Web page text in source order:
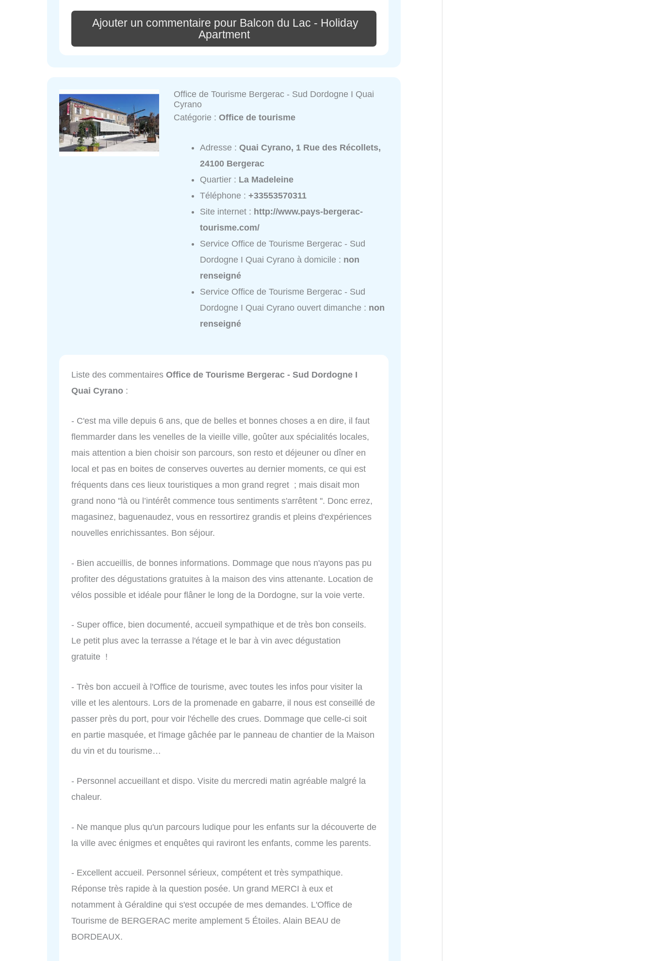
Ajouter un commentaire pour Balcon du Lac - Holiday
Apartment
Office de Tourisme Bergerac - Sud Dordogne I Quai
Cyrano
Catégorie :Office de tourisme
Adresse :Quai Cyrano, 1 Rue des Récollets,
24100 Bergerac
Quartier : La Madeleine
Téléphone :+33553570311
Site internet : http://www.pays-bergerac-
tourisme.com/
Service Office de Tourisme Bergerac - Sud
Dordogne I Quai Cyrano à domicile : non
renseigné
Service Office de Tourisme Bergerac - Sud
Dordogne I Quai Cyrano ouvert dimanche : non
renseigné
Liste des commentaires Office de Tourisme Bergerac - Sud Dordogne I
Quai Cyrano :
- C'est ma ville depuis 6 ans, que de belles et bonnes choses a en dire, il faut
flemmarder dans les venelles de la vieille ville, goûter aux spécialités locales,
mais attention a bien choisir son parcours, son resto et déjeuner ou dîner en
local et pas en boites de conserves ouvertes au dernier moments, ce qui est
fréquents dans ces lieux touristiques a mon grand regret ; mais disait mon
grand nono ''là ou l’intérêt commence tous sentiments s'arrêtent ''. Donc errez,
magasinez, baguenaudez, vous en ressortirez grandis et pleins d'expériences
nouvelles enrichissantes. Bon séjour.
- Bien accueillis, de bonnes informations. Dommage que nous n'ayons pas pu
profiter des dégustations gratuites à la maison des vins attenante. Location de
vélos possible et idéale pour flâner le long de la Dordogne, sur la voie verte.
- Super office, bien documenté, accueil sympathique et de très bon conseils.
Le petit plus avec la terrasse a l'étage et le bar à vin avec dégustation
gratuite !
- Très bon accueil à l'Office de tourisme, avec toutes les infos pour visiter la
ville et les alentours. Lors de la promenade en gabarre, il nous est conseillé de
passer près du port, pour voir l'échelle des crues. Dommage que celle-ci soit
en partie masquée, et l'image gâchée par le panneau de chantier de la Maison
du vin et du tourisme…
- Personnel accueillant et dispo. Visite du mercredi matin agréable malgré la
chaleur.
- Ne manque plus qu'un parcours ludique pour les enfants sur la découverte de
la ville avec énigmes et enquêtes qui raviront les enfants, comme les parents.
- Excellent accueil. Personnel sérieux, compétent et très sympathique.
Réponse très rapide à la question posée. Un grand MERCI à eux et
notamment à Géraldine qui s'est occupée de mes demandes. L'Office de
Tourisme de BERGERAC merite amplement 5 Étoiles. Alain BEAU de
BORDEAUX.